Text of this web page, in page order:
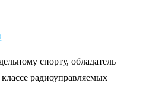
спорту, обладатель
радиоуправляемых